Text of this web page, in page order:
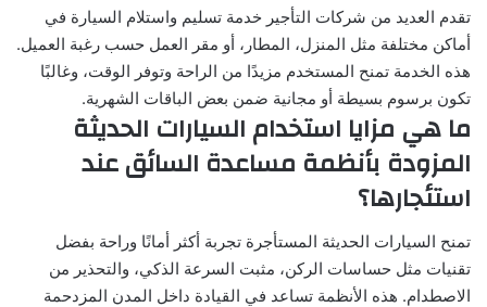
تقدم العديد من شركات التأجير خدمة تسليم واستلام السيارة في
أماكن مختلفة مثل المنزل، المطار، أو مقر العمل حسب رغبة العميل.
هذه الخدمة تمنح المستخدم مزيدًا من الراحة وتوفر الوقت، وغالبًا
تكون برسوم بسيطة أو مجانية ضمن بعض الباقات الشهرية.
ما هي مزايا استخدام السيارات الحديثة
المزودة بأنظمة مساعدة السائق عند
استئجارها؟
تمنح السيارات الحديثة المستأجرة تجربة أكثر أمانًا وراحة بفضل
تقنيات مثل حساسات الركن، مثبت السرعة الذكي، والتحذير من
الاصطدام. هذه الأنظمة تساعد في القيادة داخل المدن المزدحمة